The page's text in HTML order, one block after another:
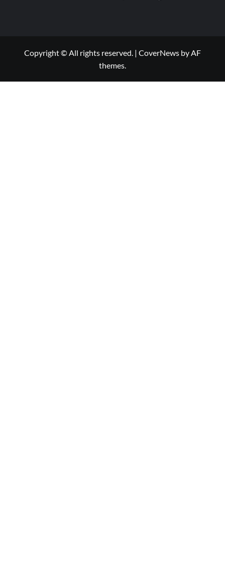
Copyright © All rights reserved. | CoverNews by AF
themes.